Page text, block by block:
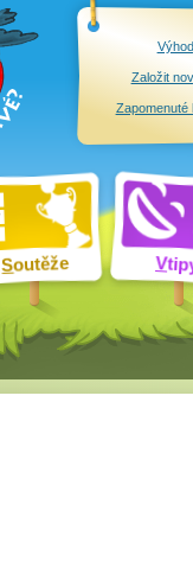
Soutěže V
Založit
Zapomenuté